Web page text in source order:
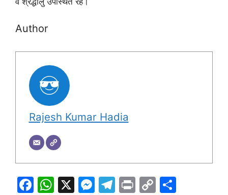
Author
Rajesh Kumar Hadia
F
W X
M T
Pr C